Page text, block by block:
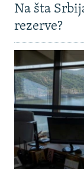
Na šta
rezerve?